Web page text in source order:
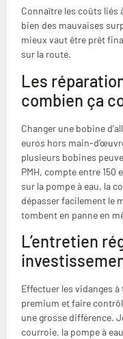
Connaître les coûts liés
bien des mauvaises
mieux vaut être prêt
sur la route.
Les
combien ça
Changer une bobine
euros hors main-
plusieurs bobines
PMH, compte entre
sur la pompe à eau, la
dépasser facilement le
tombent en panne en
L’entretien
Effectuer les vidanges
premium et faire
une grosse différence.
courroie, la pompe à